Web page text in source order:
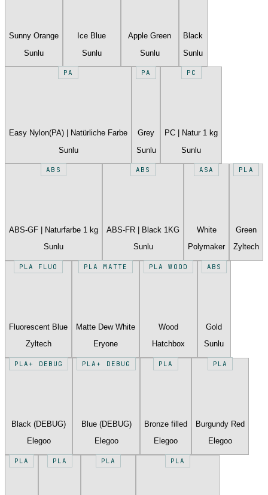
Sunny Orange
Sunlu
Ice Blue
Sunlu
Apple Green
Sunlu
Black
Sunlu
PA
Easy Nylon(PA) | Natürliche Farbe
Sunlu
PA
Grey
Sunlu
PC
PC | Natur 1 kg
Sunlu
ABS
ABS-GF | Naturfarbe 1 kg
Sunlu
ABS
ABS-FR | Black 1KG
Sunlu
ASA
White
Polymaker
PLA
Green
Zyltech
PLA FLUO
Fluorescent Blue
Zyltech
PLA MATTE
Matte Dew White
Eryone
PLA WOOD
Wood
Hatchbox
ABS
Gold
Sunlu
PLA+ DEBUG
Black (DEBUG)
Elegoo
PLA+ DEBUG
Blue (DEBUG)
Elegoo
PLA
Bronze filled
Elegoo
PLA
Burgundy Red
Elegoo
PLA PLA PLA PLA